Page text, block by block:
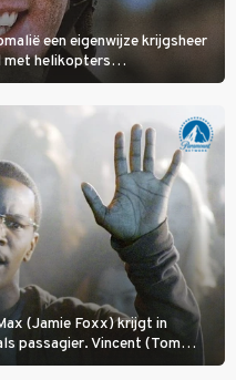
een eigenwijze krijgsheer
met helikopters
(Jamie Foxx) krijgt in
passagier. Vincent (Tom
stad door te loodsen om een